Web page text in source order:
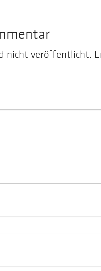
nicht veröffentlicht.